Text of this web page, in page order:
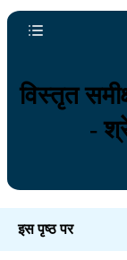
विस्तृत
-
इस पृष्ठ पर